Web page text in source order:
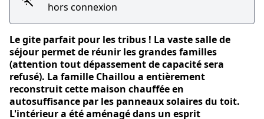
hors connexion
Le gite parfait pour les tribus ! La vaste salle de
séjour permet de réunir les grandes familles
(attention tout dépassement de capacité sera
refusé). La famille Chaillou a entièrement
reconstruit cette maison chauffée en
autosuffisance par les panneaux solaires du toit.
L'intérieur a été aménagé dans un esprit